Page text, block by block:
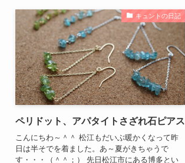
キュントの日記
ペリドット、アパタイトさざれ石ピアス
こんにちわ～＾＾ 松江もだいぶ暖かくなって昨
日は半そでを着ました。あ～夏がきちゃうで
す・・・（＾＾；） 先日松江市にある博多とい